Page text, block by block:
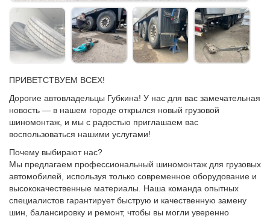
ПРИВЕТСТВУЕМ ВСЕХ!
Дорогие автовладельцы Губкина! У нас для вас замечательная
новость — в нашем городе открылся новый грузовой
шиномонтаж, и мы с радостью приглашаем вас
воспользоваться нашими услугами!
Почему выбирают нас?
Мы предлагаем профессиональный шиномонтаж для грузовых
автомобилей, используя только современное оборудование и
высококачественные материалы. Наша команда опытных
специалистов гарантирует быструю и качественную замену
шин, балансировку и ремонт, чтобы вы могли уверенно